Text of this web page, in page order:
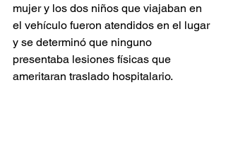
mujer y los dos niños que viajaban en
el vehículo fueron atendidos en el lugar
y se determinó que ninguno
presentaba lesiones físicas que
ameritaran traslado hospitalario.